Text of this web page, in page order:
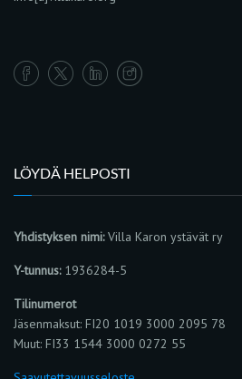
LÖYDÄ HELPOSTI
Yhdistyksen nimi:Villa Karon ystävät ry
Y-tunnus:1936284-5
Tilinumerot
Jäsenmaksut: FI20 1019 3000 2095 78
Muut: FI33 1544 3000 0272 55